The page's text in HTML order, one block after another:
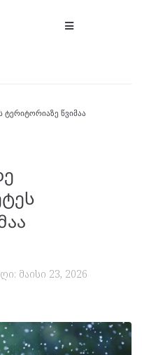
წვიმაა
მაისი 23, 2026